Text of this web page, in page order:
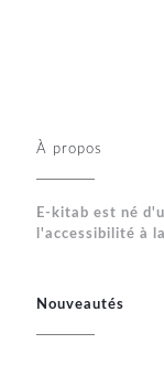
À propos
E-kitab est né
l'accessibilité à
Nouveautés